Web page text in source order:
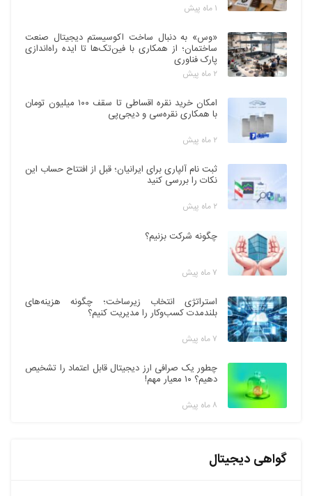
۱ ماه پیش
«وس» به دنبال ساخت اکوسیستم دیجیتال صنعت
ساختمان؛ از همکاری با فین‌تک‌ها تا ایده راه‌اندازی
پارک فناوری
۲ ماه پیش
امکان خرید نقره اقساطی تا سقف ۱۰۰ میلیون تومان
با همکاری نقره‌سی و دیجی‌پی
۲ ماه پیش
ثبت نام آلپاری برای ایرانیان؛ قبل از افتتاح حساب این
نکات را بررسی کنید
۲ ماه پیش
چگونه شرکت بزنیم؟
۷ ماه پیش
استراتژی انتخاب زیرساخت؛ چگونه هزینه‌های
بلندمدت کسب‌وکار را مدیریت کنیم؟
۷ ماه پیش
چطور یک صرافی ارز دیجیتال قابل اعتماد را تشخیص
دهیم؟ ۱۰ معیار مهم!
۸ ماه پیش
گواهی دیجیتال